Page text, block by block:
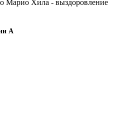
Марио Хила - выздоровление
А